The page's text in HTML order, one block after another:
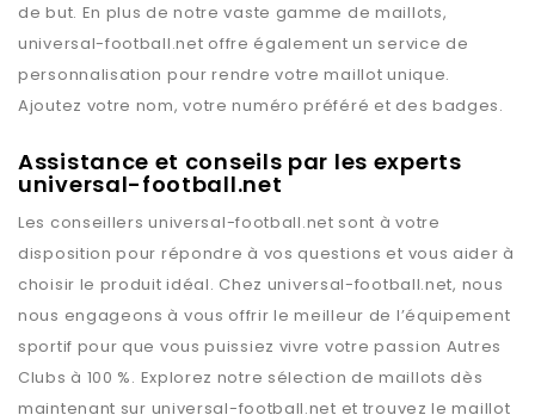
de but. En plus de notre vaste gamme de maillots,
universal-football.net offre également un service de
personnalisation pour rendre votre maillot unique.
Ajoutez votre nom, votre numéro préféré et des badges.
Assistance et conseils par les experts
universal-football.net
Les conseillersuniversal-football.net sont à votre
disposition pour répondre à vos questions et vous aider à
choisir le produit idéal. Chez universal-football.net, nous
nous engageons à vous offrir le meilleur de l’équipement
sportif pour que vous puissiez vivre votre passion Autres
Clubs à 100 %. Explorez notre sélection de maillots dès
maintenant sur universal-football.net et trouvez le maillot